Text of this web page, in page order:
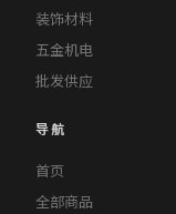
装饰材料
五金机电
批发供应
导航
首页
全部商品